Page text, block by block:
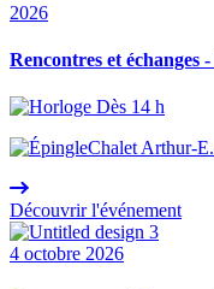
2026
Rencontres et échanges
Dès 14 h
Chalet Arthur-
Découvrir l'événement
4 octobre 2026